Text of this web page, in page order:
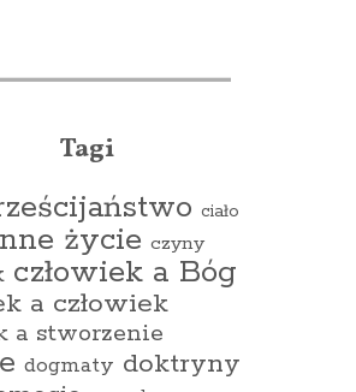
Tagi
ciało
życie czyny
człowiek a Bóg
a człowiek
a stworzenie
dogmaty doktryny